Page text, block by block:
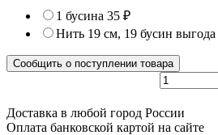
1 бусина 35 ₽
Нить 19 см, 19 бусин
Сообщить о поступлении товара
Доставка в любой город России
Оплата банковской картой на сайте